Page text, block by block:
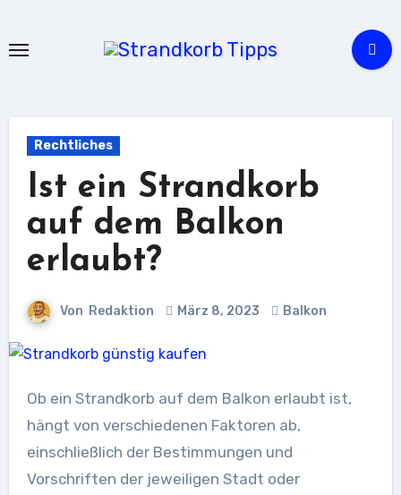
springen
Rechtliches
Ist ein Strandkorb
auf dem Balkon
erlaubt?
Von Redaktion März 8, 2023 Balkon
Ob ein Strandkorb auf dem Balkon erlaubt ist,
hängt von verschiedenen Faktoren ab,
einschließlich der Bestimmungen und
Vorschriften der jeweiligen Stadt oder